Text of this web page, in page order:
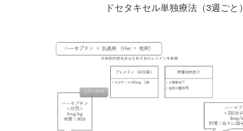
ドセタキセル単独療法（3週ごと）